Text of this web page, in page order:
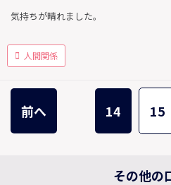
気持ちが晴れました。
人間関係
前へ 14 15
その他の